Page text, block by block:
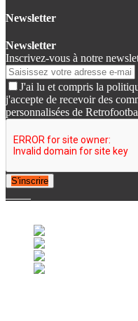
Newsletter
Newsletter
Inscrivez-vous à notre
J'ai lu et compris la
j'accepte de recevoir des
personnalisées de
S'inscrire